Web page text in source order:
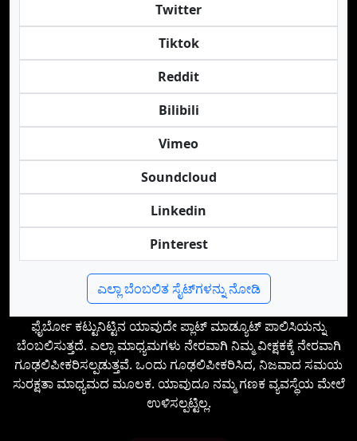
Twitter
Tiktok
Reddit
Bilibili
Vimeo
Soundcloud
Linkedin
Pinterest
ಎಲ್ಲಾ ಬೆಂಬಲಿತ ಸೈಟ್‌ಗಳನ್ನು ನೋಡಿ
ಫೈರ್ಬೋ ಕಟ್ಟುನಿಟ್ಟಿನ ಯಾವುದೇ ಪ್ಲಾಟ್‌ ಮಾಡ್ಯೂಟ್ ಪಾಲಿಸಿಯನ್ನು
ಬೆಂಬಲಿಸುತ್ತದೆ. ಎಲ್ಲಾ ಮಾಧ್ಯಮಗಳು ನೇರವಾಗಿ ನಿಮ್ಮ ವೀಕ್ಷಕಕ್ಕೆ ನೇರವಾಗಿ
ಗೂಢಲಿಪೀಕರಿಸಲ್ಪಡುತ್ತವೆ. ಒಂದು ಗೂಢಲಿಪೀಕರಿಸಿದ, ನಿಜವಾದ ಸಮಯ
ಸುರಕ್ಷತಾ ಮಾಧ್ಯಮದ ಮೂಲಕ. ಯಾವುದೂ ನಮ್ಮ ಗಣಕ ವ್ಯವಸ್ಥೆಯ ಮೇಲೆ
ಉಳಿಸಲ್ಪಟ್ಟಿಲ್ಲ.